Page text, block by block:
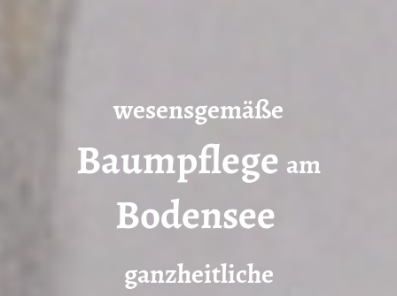
wesensgemäße
Baumpflege am
Bodensee
ganzheitliche